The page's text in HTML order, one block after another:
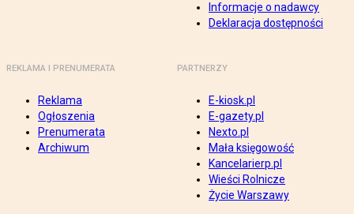
Informacje o nadawcy
Deklaracja dostępności
REKLAMA I PRENUMERATA
Reklama
Ogłoszenia
Prenumerata
Archiwum
PARTNERZY
E-kiosk.pl
E-gazety.pl
Nexto.pl
Mała księgowość
Kancelarierp.pl
Wieści Rolnicze
Życie Warszawy